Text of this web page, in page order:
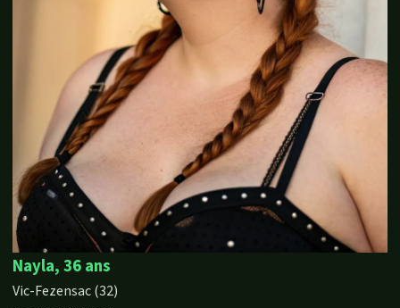
Nayla, 36 ans
Vic-Fezensac (32)